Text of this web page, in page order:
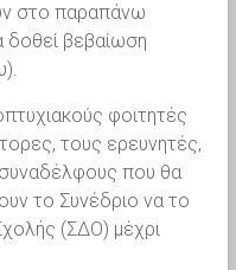
στο παραπάνω
δοθεί βεβαίωση
φοιτητές
τους ερευνητές,
που θα
το Συνέδριο να το
(ΣΔΟ) μέχρι